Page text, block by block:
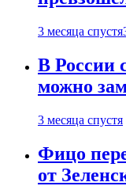
3 месяца спустя
В России
можно
3 месяца спустя
Фицо
от